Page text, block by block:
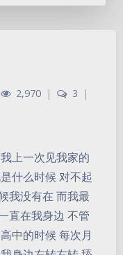
2,970 | 3
|
上一次见我家的
什么时候 对不起
我没有在 而我最
直在我身边 不管
中的时候 每次月